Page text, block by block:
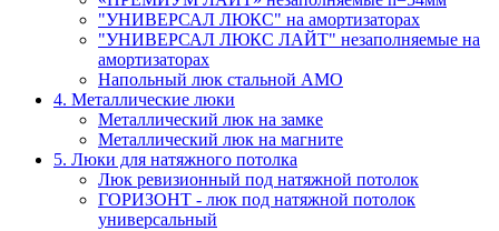
"УНИВЕРСАЛ ЛЮКС" на амортизаторах
"УНИВЕРСАЛ ЛЮКС ЛАЙТ" незаполняемые на
амортизаторах
Напольный люк стальной АМО
4. Металлические люки
Металлический люк на замке
Металлический люк на магните
5. Люки для натяжного потолка
Люк ревизионный под натяжной потолок
ГОРИЗОНТ - люк под натяжной потолок
универсальный